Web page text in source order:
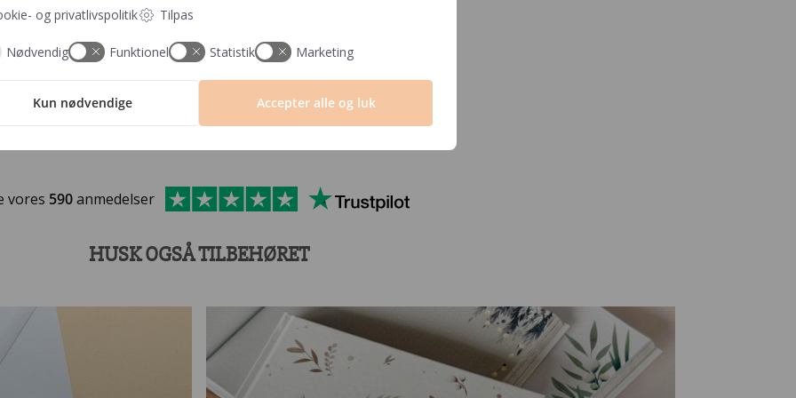
vores 590anmedelser
HUSK OGSÅ TILBEHØRET
og privatlivspolitik Tilpas
Nødvendig Funktionel Statistik Marketing
Kun nødvendige Accepter alle og luk